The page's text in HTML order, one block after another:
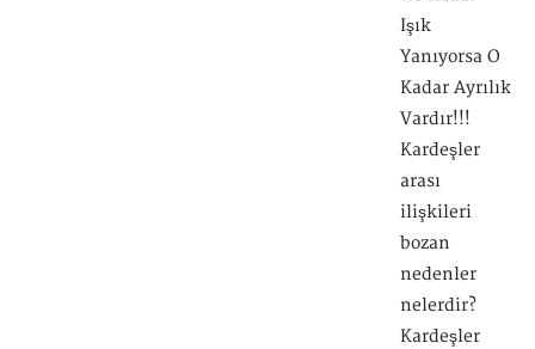
Işık
Yanıyorsa O
Kadar Ayrılık
Vardır!!!
Kardeşler
arası
ilişkileri
bozan
nedenler
nelerdir?
Kardeşler